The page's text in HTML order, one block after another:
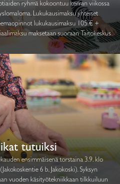
ryhmä kokoontuu kerran viikossa
Lukukausimaksu yhteiset
lukukausimaksu 105 € +
maksetaan suoraan Taitokeskus
tutuiksi
ensimmäisenä torstaina 3.9. klo
6 b, Jakokoski). Syksyn
vuoden käsityötekniikkaan tilkkuiluun